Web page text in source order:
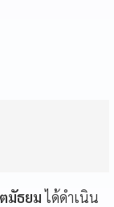
มัธยมได้ดำเนิน